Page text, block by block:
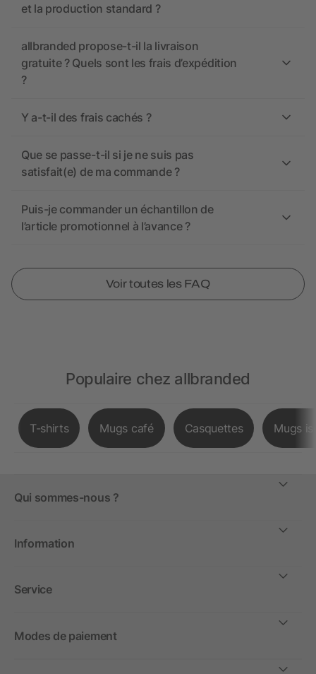
et la production standard ?
allbranded propose-t-il la livraison
gratuite ? Quels sont les frais d’expédition
?
Y a-t-il des frais cachés ?
Que se passe-t-il si je ne suis pas
satisfait(e) de ma commande ?
Puis-je commander un échantillon de
l’article promotionnel à l’avance ?
Voir toutes les FAQ
Populaire chez allbranded
T-shirts Mugs café Casquettes Mugs
Qui sommes-nous ?
Information
Service
Modes de paiement